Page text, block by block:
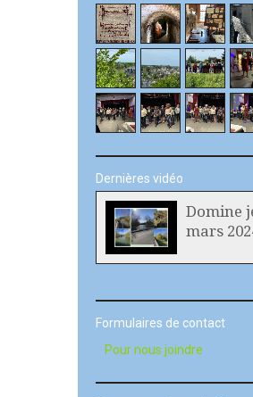
Dernières vidéo
Domine
mars
Formulaires de contact
Pour nous joindre